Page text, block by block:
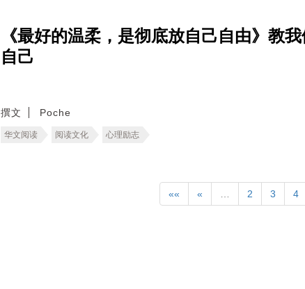
《最好的温柔，是彻底放自己自由》教
自己
撰文 Poche
华文阅读 阅读文化 心理励志
«« « … 2 3 4